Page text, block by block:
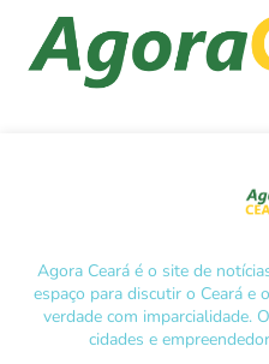
Agora Ceará é o site de
espaço para discutir o Ceará e
verdade com imparcialidade.
cidades e